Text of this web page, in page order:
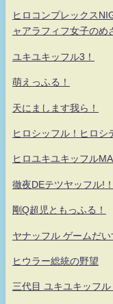
ヒロコンプレックス
ャアラフィフ女子のめ
ユキユキッフル3！
萌えっふる！
天にまします我ら！
ヒロシッフル！ヒロシ
ヒロユキユキッフル
徹夜DEテツヤッフル!
剛Q超児ともっふる！
ヤナッフル ゲームだ
ヒウラー総統の野望
三代目 ユキユキッフ